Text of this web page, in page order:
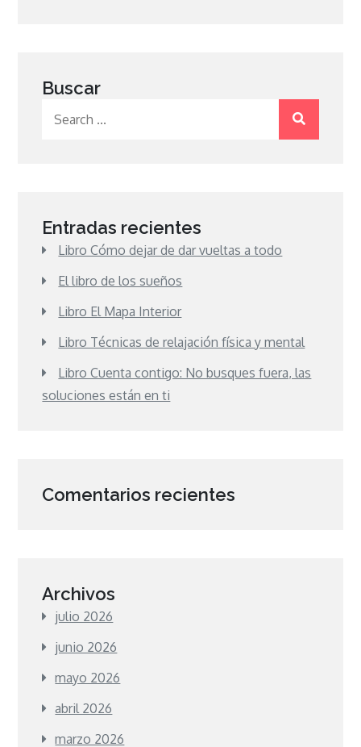
Buscar
Entradas recientes
Libro Cómo dejar de dar vueltas a todo
El libro de los sueños
Libro El Mapa Interior
Libro Técnicas de relajación física y mental
Libro Cuenta contigo: No busques fuera, las
soluciones están en ti
Comentarios recientes
Archivos
julio 2026
junio 2026
mayo 2026
abril 2026
marzo 2026